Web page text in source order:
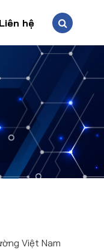
Liên hệ
Việt Nam